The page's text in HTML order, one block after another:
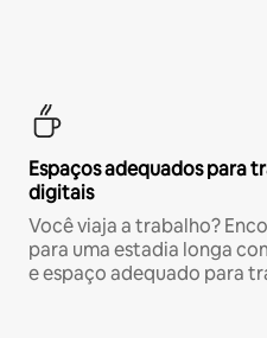
Espaços adequados para
digitais
Você viaja a trabalho?
para uma estadia longa
e espaço adequado para